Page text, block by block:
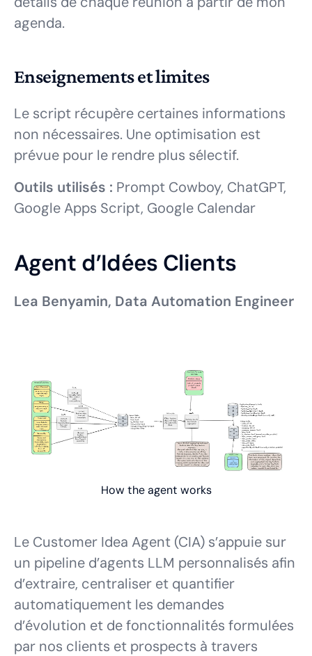
agenda.
Enseignements et limites
Le script récupère certaines informations
non nécessaires. Une optimisation est
prévue pour le rendre plus sélectif.
Outils utilisés : Prompt Cowboy, ChatGPT,
Google Apps Script, Google Calendar
Agent d’Idées Clients
Lea Benyamin, Data Automation Engineer
How the agent works
Le Customer Idea Agent (CIA) s’appuie sur
un pipeline d’agents LLM personnalisés afin
d’extraire, centraliser et quantifier
automatiquement les demandes
d’évolution et de fonctionnalités formulées
par nos clients et prospects à travers